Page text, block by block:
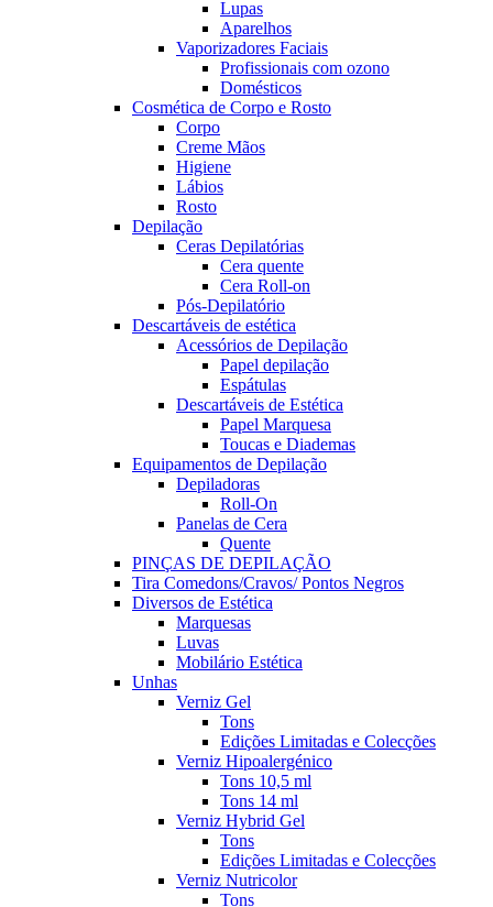
Lupas
Aparelhos
Vaporizadores Faciais
Profissionais com ozono
Domésticos
Cosmética de Corpo e Rosto
Corpo
Creme Mãos
Higiene
Lábios
Rosto
Depilação
Ceras Depilatórias
Cera quente
Cera Roll-on
Pós-Depilatório
Descartáveis de estética
Acessórios de Depilação
Papel depilação
Espátulas
Descartáveis de Estética
Papel Marquesa
Toucas e Diademas
Equipamentos de Depilação
Depiladoras
Roll-On
Panelas de Cera
Quente
PINÇAS DE DEPILAÇÃO
Tira Comedons/Cravos/ Pontos Negros
Diversos de Estética
Marquesas
Luvas
Mobilário Estética
Unhas
Verniz Gel
Tons
Edições Limitadas e Colecções
Verniz Hipoalergénico
Tons 10,5 ml
Tons 14 ml
Verniz Hybrid Gel
Tons
Edições Limitadas e Colecções
Verniz Nutricolor
Tons